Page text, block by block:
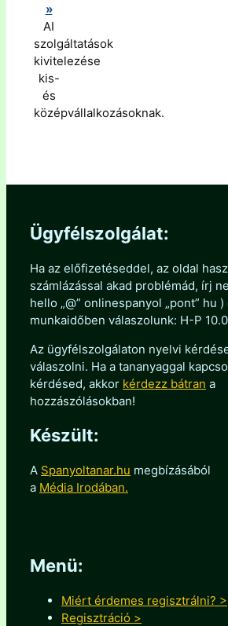
»
AI
szolgáltatások
kivitelezése
kis-
és
középvállalkozásoknak.
Ügyfélszolgálat:
Ha az előfizetéseddel, az oldal
számlázással akad problémád, írj
hello „@” onlinespanyol „pont” hu
munkaidőben válaszolunk: H-P
Az ügyfélszolgálaton nyelvi
válaszolni. Ha a tananyaggal
kérdésed, akkor kérdezz bátran a
hozzászólásokban!
Készült:
A Spanyoltanar.hu megbízásából
a Média Irodában.
Menü:
Miért érdemes regisztrálni? >
Regisztráció >